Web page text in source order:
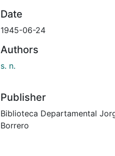
Date
1945-06-24
Authors
s. n.
Publisher
Biblioteca Departamental
Borrero